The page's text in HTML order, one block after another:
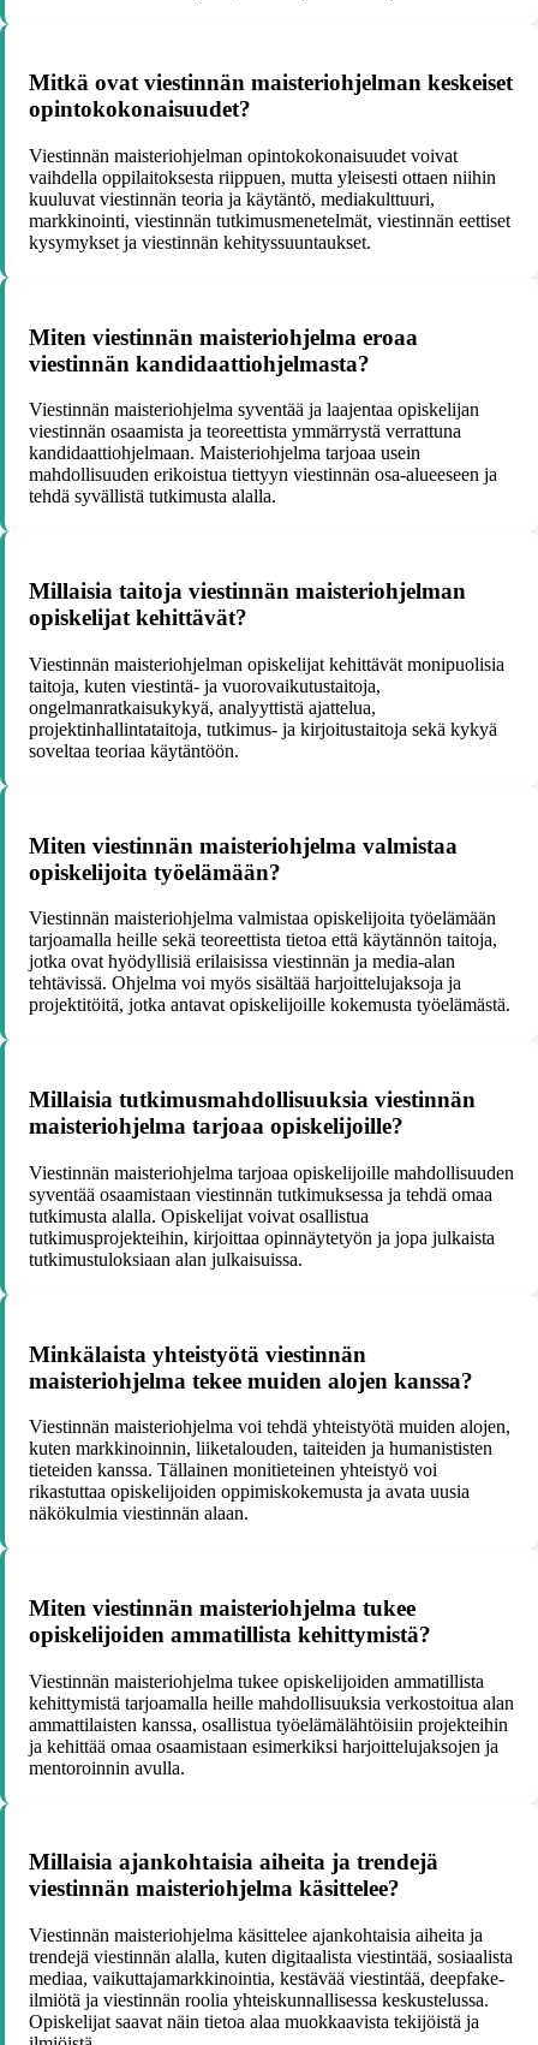
Mitkä ovat viestinnän maisteriohjelman keskeiset
opintokokonaisuudet?
Viestinnän maisteriohjelman opintokokonaisuudet voivat
vaihdella oppilaitoksesta riippuen, mutta yleisesti ottaen niihin
kuuluvat viestinnän teoria ja käytäntö, mediakulttuuri,
markkinointi, viestinnän tutkimusmenetelmät, viestinnän eettiset
kysymykset ja viestinnän kehityssuuntaukset.
Miten viestinnän maisteriohjelma eroaa
viestinnän kandidaattiohjelmasta?
Viestinnän maisteriohjelma syventää ja laajentaa opiskelijan
viestinnän osaamista ja teoreettista ymmärrystä verrattuna
kandidaattiohjelmaan. Maisteriohjelma tarjoaa usein
mahdollisuuden erikoistua tiettyyn viestinnän osa-alueeseen ja
tehdä syvällistä tutkimusta alalla.
Millaisia taitoja viestinnän maisteriohjelman
opiskelijat kehittävät?
Viestinnän maisteriohjelman opiskelijat kehittävät monipuolisia
taitoja, kuten viestintä- ja vuorovaikutustaitoja,
ongelmanratkaisukykyä, analyyttistä ajattelua,
projektinhallintataitoja, tutkimus- ja kirjoitustaitoja sekä kykyä
soveltaa teoriaa käytäntöön.
Miten viestinnän maisteriohjelma valmistaa
opiskelijoita työelämään?
Viestinnän maisteriohjelma valmistaa opiskelijoita työelämään
tarjoamalla heille sekä teoreettista tietoa että käytännön taitoja,
jotka ovat hyödyllisiä erilaisissa viestinnän ja media-alan
tehtävissä. Ohjelma voi myös sisältää harjoittelujaksoja ja
projektitöitä, jotka antavat opiskelijoille kokemusta työelämästä.
Millaisia tutkimusmahdollisuuksia viestinnän
maisteriohjelma tarjoaa opiskelijoille?
Viestinnän maisteriohjelma tarjoaa opiskelijoille mahdollisuuden
syventää osaamistaan viestinnän tutkimuksessa ja tehdä omaa
tutkimusta alalla. Opiskelijat voivat osallistua
tutkimusprojekteihin, kirjoittaa opinnäytetyön ja jopa julkaista
tutkimustuloksiaan alan julkaisuissa.
Minkälaista yhteistyötä viestinnän
maisteriohjelma tekee muiden alojen kanssa?
Viestinnän maisteriohjelma voi tehdä yhteistyötä muiden alojen,
kuten markkinoinnin, liiketalouden, taiteiden ja humanististen
tieteiden kanssa. Tällainen monitieteinen yhteistyö voi
rikastuttaa opiskelijoiden oppimiskokemusta ja avata uusia
näkökulmia viestinnän alaan.
Miten viestinnän maisteriohjelma tukee
opiskelijoiden ammatillista kehittymistä?
Viestinnän maisteriohjelma tukee opiskelijoiden ammatillista
kehittymistä tarjoamalla heille mahdollisuuksia verkostoitua alan
ammattilaisten kanssa, osallistua työelämälähtöisiin projekteihin
ja kehittää omaa osaamistaan esimerkiksi harjoittelujaksojen ja
mentoroinnin avulla.
Millaisia ajankohtaisia aiheita ja trendejä
viestinnän maisteriohjelma käsittelee?
Viestinnän maisteriohjelma käsittelee ajankohtaisia aiheita ja
trendejä viestinnän alalla, kuten digitaalista viestintää, sosiaalista
mediaa, vaikuttajamarkkinointia, kestävää viestintää, deepfake-
ilmiötä ja viestinnän roolia yhteiskunnallisessa keskustelussa.
Opiskelijat saavat näin tietoa alaa muokkaavista tekijöistä ja